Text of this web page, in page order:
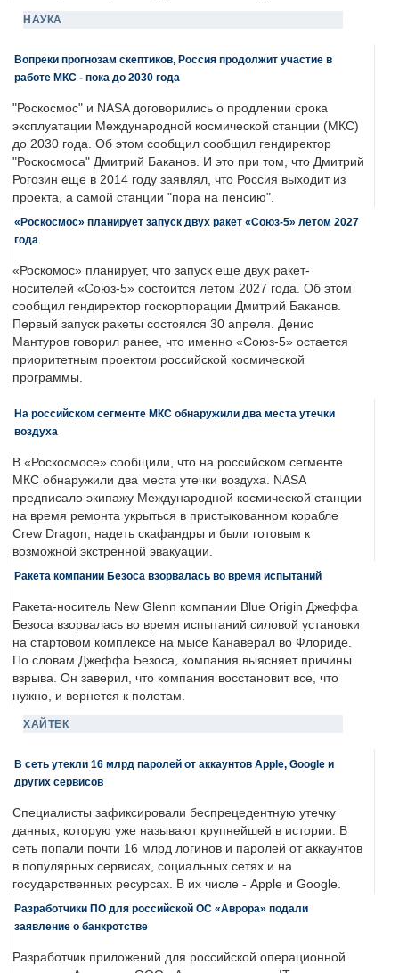
НАУКА
Вопреки прогнозам скептиков, Россия продолжит участие в
работе МКС - пока до 2030 года
"Роскосмос" и NASA договорились о продлении срока
эксплуатации Международной космической станции (МКС)
до 2030 года. Об этом сообщил сообщил гендиректор
"Роскосмоса" Дмитрий Баканов. И это при том, что Дмитрий
Рогозин еще в 2014 году заявлял, что Россия выходит из
проекта, а самой станции "пора на пенсию".
«Роскосмос» планирует запуск двух ракет «Союз-5» летом 2027
года
«Роскомос» планирует, что запуск еще двух ракет-
носителей «Союз-5» состоится летом 2027 года. Об этом
сообщил гендиректор госкорпорации Дмитрий Баканов.
Первый запуск ракеты состоялся 30 апреля. Денис
Мантуров говорил ранее, что именно «Союз-5» остается
приоритетным проектом российской космической
программы.
На российском сегменте МКС обнаружили два места утечки
воздуха
В «Роскосмосе» сообщили, что на российском сегменте
МКС обнаружили два места утечки воздуха. NASA
предписало экипажу Международной космической станции
на время ремонта укрыться в пристыкованном корабле
Crew Dragon, надеть скафандры и были готовым к
возможной экстренной эвакуации.
Ракета компании Безоса взорвалась во время испытаний
Ракета-носитель New Glenn компании Blue Origin Джеффа
Безоса взорвалась во время испытаний силовой установки
на стартовом комплексе на мысе Канаверал во Флориде.
По словам Джеффа Безоса, компания выясняет причины
взрыва. Он заверил, что компания восстановит все, что
нужно, и вернется к полетам.
ХАЙТЕК
В сеть утекли 16 млрд паролей от аккаунтов Apple, Google и
других сервисов
Специалисты зафиксировали беспрецедентную утечку
данных, которую уже называют крупнейшей в истории. В
сеть попали почти 16 млрд логинов и паролей от аккаунтов
в популярных сервисах, социальных сетях и на
государственных ресурсах. В их числе - Apple и Google.
Разработчики ПО для российской ОС «Аврора» подали
заявление о банкротстве
Разработчик приложений для российской операционной